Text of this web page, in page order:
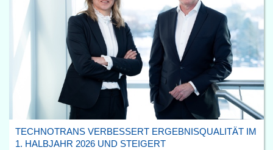
TECHNOTRANS VERBESSERT ERGEBNISQUALITÄT IM
1. HALBJAHR 2026 UND STEIGERT